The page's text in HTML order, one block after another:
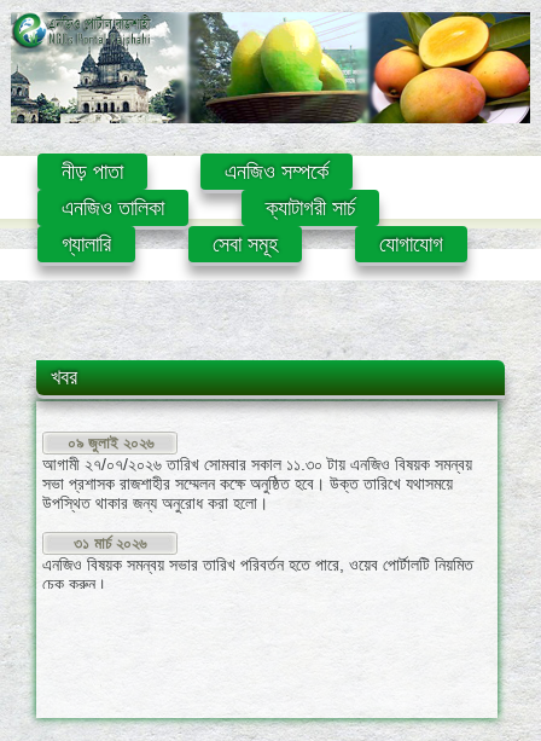
নীড় পাতা
এনজিও সম্পর্কে
এনজিও তালিকা
ক্যাটাগরী সার্চ
গ্যালারি
সেবা সমূহ যোগাযোগ
খবর
০৯ জুলাই ২০২৬
আগামী ২৭/০৭/২০২৬ তারিখ সোমবার সকাল ১১.৩০ টায় এনজিও বিষয়ক সমন্বয়
সভা প্রশাসক রাজশাহীর সম্মেলন কক্ষে অনুষ্ঠিত হবে। উক্ত তারিখে যথাসময়ে
উপস্থিত থাকার জন্য অনুরোধ করা হলো।
৩১ মার্চ ২০২৬
এনজিও বিষয়ক সমন্বয় সভার তারিখ পরিবর্তন হতে পারে, ওয়েব পোর্টালটি নিয়মিত
চেক করুন।